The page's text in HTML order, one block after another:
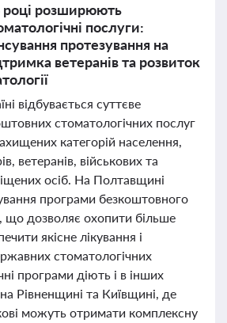
році розширюють
послуги:
протезування на
ветеранів та розвиток
відбувається суттєве
стоматологічних послуг
категорій населення,
ветеранів, військових та
осіб. На Полтавщині
програми безкоштовного
що дозволяє охопити більше
якісне лікування і
стоматологічних
програми діють і в інших
Рівненщині та Київщині, де
можуть отримати комплексну